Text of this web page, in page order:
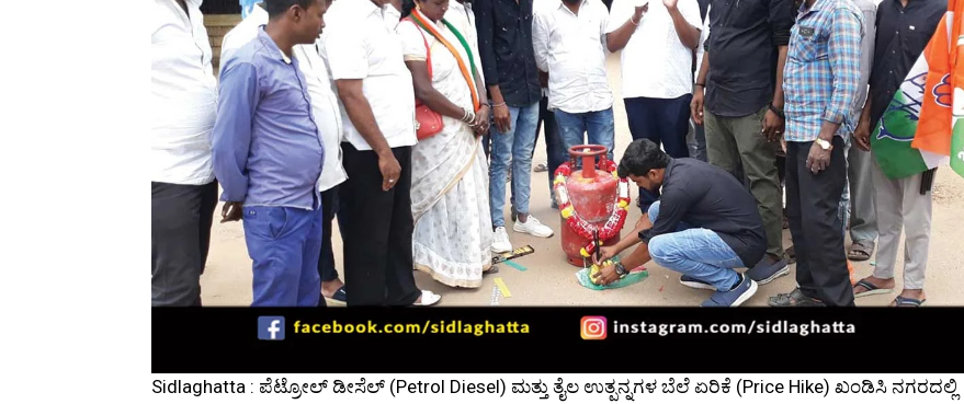
Sidlaghatta : ಪೆಟ್ರೋಲ್ ಡೀಸೆಲ್ (Petrol Diesel) ಮತ್ತು ತೈಲ ಉತ್ಪನ್ನಗಳ ಬೆಲೆ ಏರಿಕೆ (Price Hike) ಖಂಡಿಸಿ ನಗರದಲ್ಲಿ